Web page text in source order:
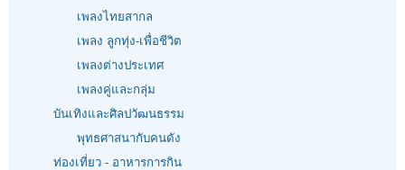
เพลงไทยสากล
เพลง ลูกทุ่ง-เพื่อชีวิต
เพลงต่างประเทศ
เพลงคู่และกลุ่ม
บันเทิงและศิลปวัฒนธรรม
พุทธศาสนากับคนดัง
ท่องเที่ยว - อาหารการกิน